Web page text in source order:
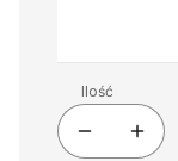
Ilość